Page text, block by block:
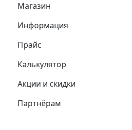
Магазин
Информация
Прайс
Калькулятор
Акции и скидки
Партнёрам